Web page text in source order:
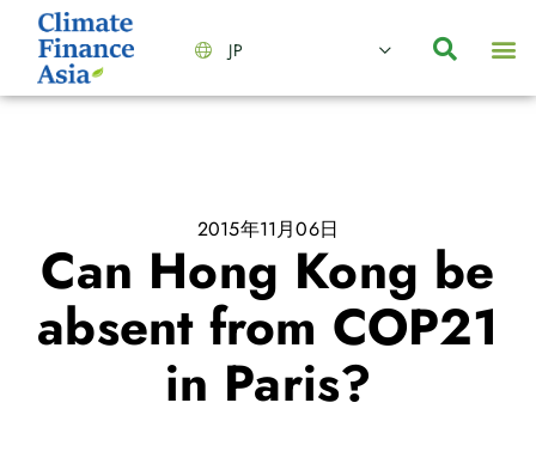
JP
2015年11月06日
Can Hong Kong be
absent from COP21
in Paris?